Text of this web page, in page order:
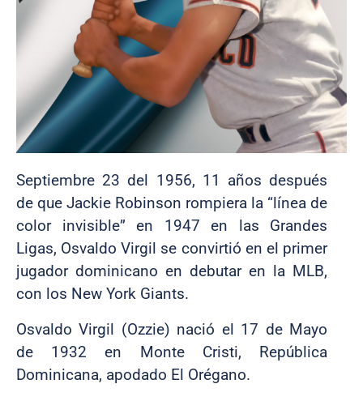
Septiembre 23 del 1956, 11 años después
de que Jackie Robinson rompiera la “línea de
color invisible” en 1947 en las Grandes
Ligas, Osvaldo Virgil se convirtió en el primer
jugador dominicano en debutar en la MLB,
con los New York Giants.
Osvaldo Virgil (Ozzie) nació el 17 de Mayo
de 1932 en Monte Cristi, República
Dominicana, apodado El Orégano.